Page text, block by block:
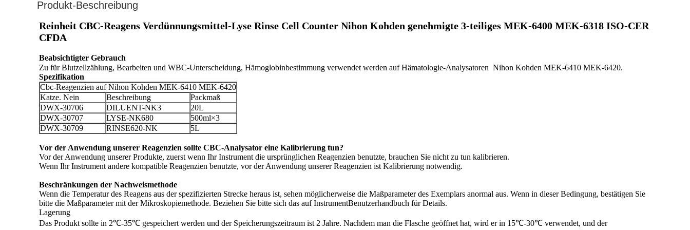
Produkt-Beschreibung
Reinheit CBC-Reagens Verdünnungsmittel-Lyse Rinse Cell Counter Nihon Kohden genehmigte 3-teiliges MEK-6400 MEK-6318 ISO-CER
CFDA
Spezifikation
Cbc-Reagenzien auf Nihon Kohden MEK-6410 MEK-6420
Katze. Nein
Beschreibung
Packmaß
DWX-30706
DILUENT-NK3
20L
DWX-30707
LYSE-NK680
500ml×3
DWX-30709
RINSE620-NK 5L
Vor der Anwendung unserer Reagenzien sollte CBC-Analysator eine Kalibrierung tun?
Vor der Anwendung unserer Produkte, zuerst wenn Ihr Instrument die ursprünglichen Reagenzien benutzte, brauchen Sie nicht zu tun kalibrieren.
Wenn Ihr Instrument andere kompatible Reagenzien benutzte, vor der Anwendung unserer Reagenzien ist Kalibrierung notwendig.
Beschränkungen der Nachweismethode
Wenn die Temperatur des Reagens aus der spezifizierten Strecke heraus ist, sehen möglicherweise die Maßparameter des Exemplars anormal aus. Wenn in dieser Bedingung, bestätigen Sie
bitte die Maßparameter mit der Mikroskopiemethode. Beziehen Sie bitte sich das auf InstrumentBenutzerhandbuch für Details.
Lagerung
Das Produkt sollte in 2℃-35℃ gespeichert werden und der Speicherungszeitraum ist 2 Jahre. Nachdem man die Flasche geöffnet hat, wird er in 15℃-30℃ verwendet, und der